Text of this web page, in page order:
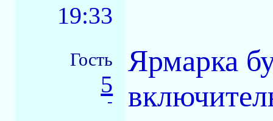
19:33
Гость
5
-
Ярмарка